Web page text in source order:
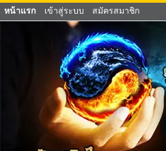
หน้าแรก เข้าสู่ระบบ สมัครสมาชิก